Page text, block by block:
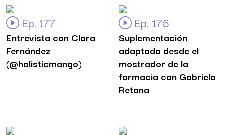
Ep. 177
Entrevista con Clara
Fernández
(@holisticmango)
Ep. 176
Suplementación
adaptada desde el
mostrador de la
farmacia con Gabriela
Retana